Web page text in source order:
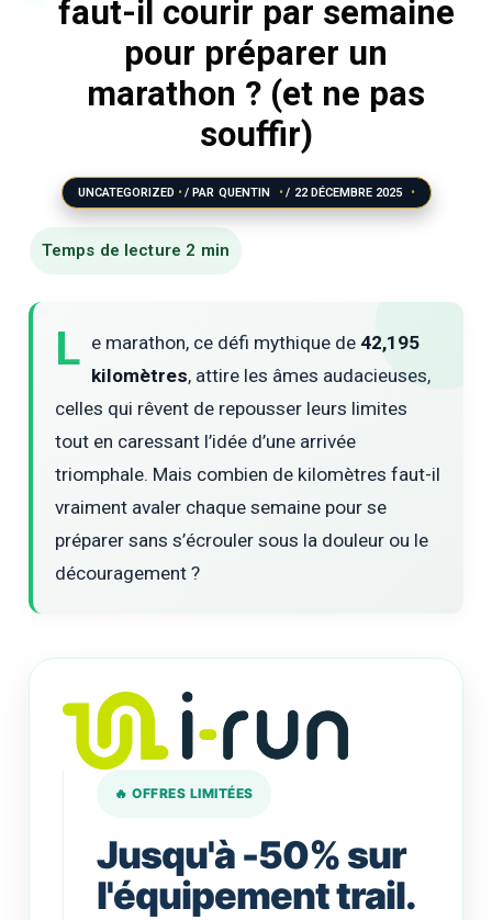
faut-il courir par semaine
pour préparer un
marathon ? (et ne pas
souffir)
UNCATEGORIZED / PAR QUENTIN / 22 DÉCEMBRE 2025
L e marathon, ce défi mythique de 42,195
kilomètres, attire les âmes audacieuses,
celles qui rêvent de repousser leurs limites
tout en caressant l’idée d’une arrivée
triomphale. Mais combien de kilomètres faut-il
vraiment avaler chaque semaine pour se
préparer sans s’écrouler sous la douleur ou le
découragement ?
🔥 OFFRES LIMITÉES
Jusqu'à -50% sur
l'équipement trail.